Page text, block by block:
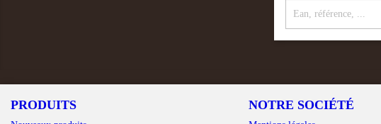
PRODUITS NOTRE SOCIÉTÉ